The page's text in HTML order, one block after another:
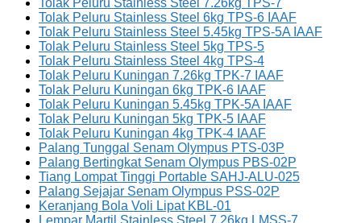
Tolak Peluru Stainless Steel 7.26kg TPS-7
Tolak Peluru Stainless Steel 6kg TPS-6 IAAF
Tolak Peluru Stainless Steel 5.45kg TPS-5A IAAF
Tolak Peluru Stainless Steel 5kg TPS-5
Tolak Peluru Stainless Steel 4kg TPS-4
Tolak Peluru Kuningan 7.26kg TPK-7 IAAF
Tolak Peluru Kuningan 6kg TPK-6 IAAF
Tolak Peluru Kuningan 5.45kg TPK-5A IAAF
Tolak Peluru Kuningan 5kg TPK-5 IAAF
Tolak Peluru Kuningan 4kg TPK-4 IAAF
Palang Tunggal Senam Olympus PTS-03P
Palang Bertingkat Senam Olympus PBS-02P
Tiang Lompat Tinggi Portable SAHJ-ALU-025
Palang Sejajar Senam Olympus PSS-02P
Keranjang Bola Voli Lipat KBL-01
Lempar Martil Stainless Steel 7.26kg LMSS-7